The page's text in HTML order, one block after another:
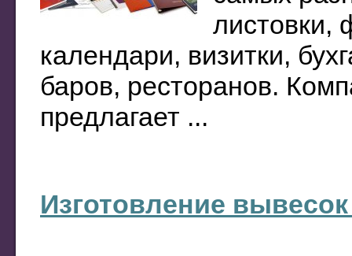
листовки,
календари, визитки,
баров, ресторанов.
предлагает ...
Изготовление вывесок